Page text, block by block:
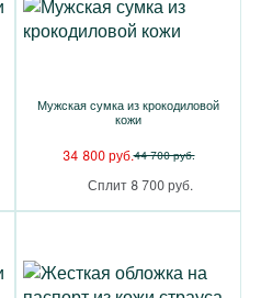
Мужская сумка из крокодиловой
кожи
34 800 руб.44 700 руб.
Сплит 8 700 руб.